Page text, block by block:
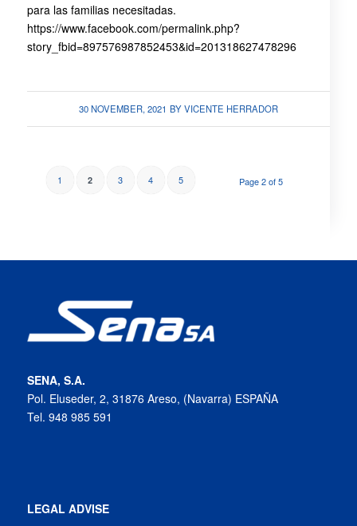
para las familias necesitadas.
https://www.facebook.com/permalink.php?
story_fbid=897576987852453&id=201318627478296
30 NOVEMBER, 2021 BYVICENTE HERRADOR
Page 2 of 5
1 2 3 4 5
SENA, S.A.
Pol. Eluseder, 2, 31876 Areso, (Navarra) ESPAÑA
Tel. 948 985 591
LEGAL ADVISE